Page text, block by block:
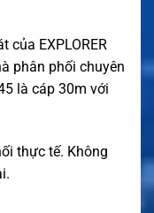
của EXPLORER
phân phối chuyên
là cáp 30m với
thực tế. Không